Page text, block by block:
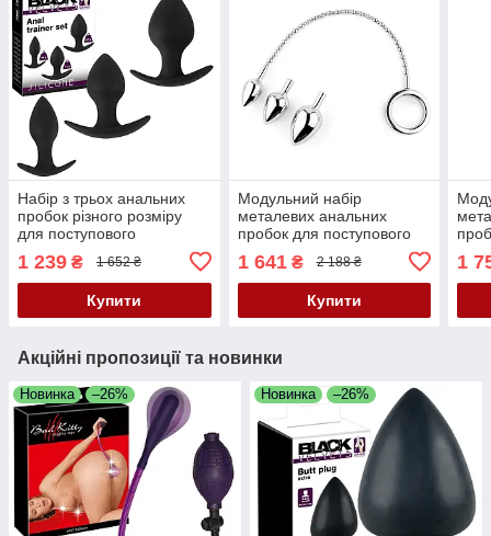
Набір з трьох анальних
пробок різного розміру
для поступового
тренування Black Velvets
Anal Trainer Set
1 239 ₴ 1 652 ₴
Купити
Модульний набір
металевих анальних
пробок для поступового
Metal Anal Plug No. 4
1 641₴ 2 188 ₴
Купити
1
Акційні пропозиції та новинки
Новинка –26% Новинка –26%